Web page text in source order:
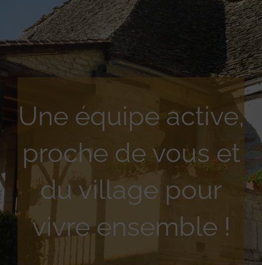
Une équipe active,
proche de vous et
du village pour
vivre ensemble !